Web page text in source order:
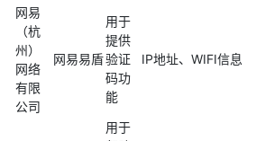
网易
（杭
州）
网络
有限
公司
网易易盾
用于
提供
验证
码功
能
IP地址、WIFI信息
用于